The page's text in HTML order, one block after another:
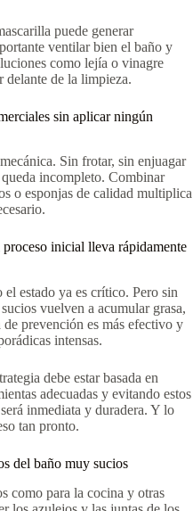
puede generar
ventilar bien el baño y
como lejía o vinagre
delante de la limpieza.
sin aplicar ningún
Sin frotar, sin enjuagar
incompleto. Combinar
o esponjas de calidad multiplica
inicial lleva rápidamente
estado ya es crítico. Pero sin
vuelven a acumular grasa,
prevención es más efectivo y
intensas.
debe estar basada en
adecuadas y evitando estos
inmediata y duradera. Y lo
tan pronto.
del baño muy sucios
como para la cocina y otras